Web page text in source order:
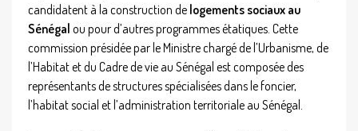
candidatent à la construction de logements sociaux au
Sénégal ou pour d’autres programmes étatiques. Cette
commission présidée par le Ministre chargé de l’Urbanisme, de
l’Habitat et du Cadre de vie au Sénégal est composée des
représentants de structures spécialisées dans le foncier,
l’habitat social et l’administration territoriale au Sénégal.